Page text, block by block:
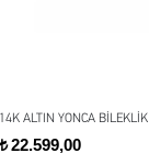
14K ALTIN YONCA BİLEKLİK
t22.599,00